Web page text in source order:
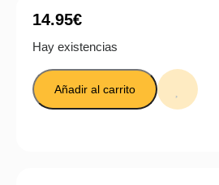
14.95€
Hay existencias
Añadir al carrito